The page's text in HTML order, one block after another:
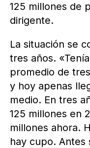
125 millones de
dirigente.
La situación se
tres años.
promedio de
y hoy apenas
medio. En tres
125 millones en
millones ahora.
hay cupo. Antes